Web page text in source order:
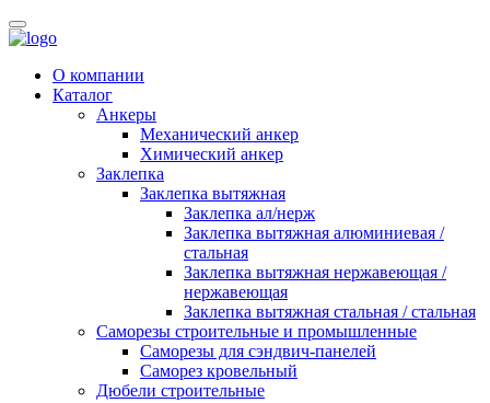
О компании
Каталог
Анкеры
Механический анкер
Химический анкер
Заклепка
Заклепка вытяжная
Заклепка ал/нерж
Заклепка вытяжная алюминиевая /
стальная
Заклепка вытяжная нержавеющая /
нержавеющая
Заклепка вытяжная стальная / стальная
Саморезы строительные и промышленные
Саморезы для сэндвич-панелей
Саморез кровельный
Дюбели строительные